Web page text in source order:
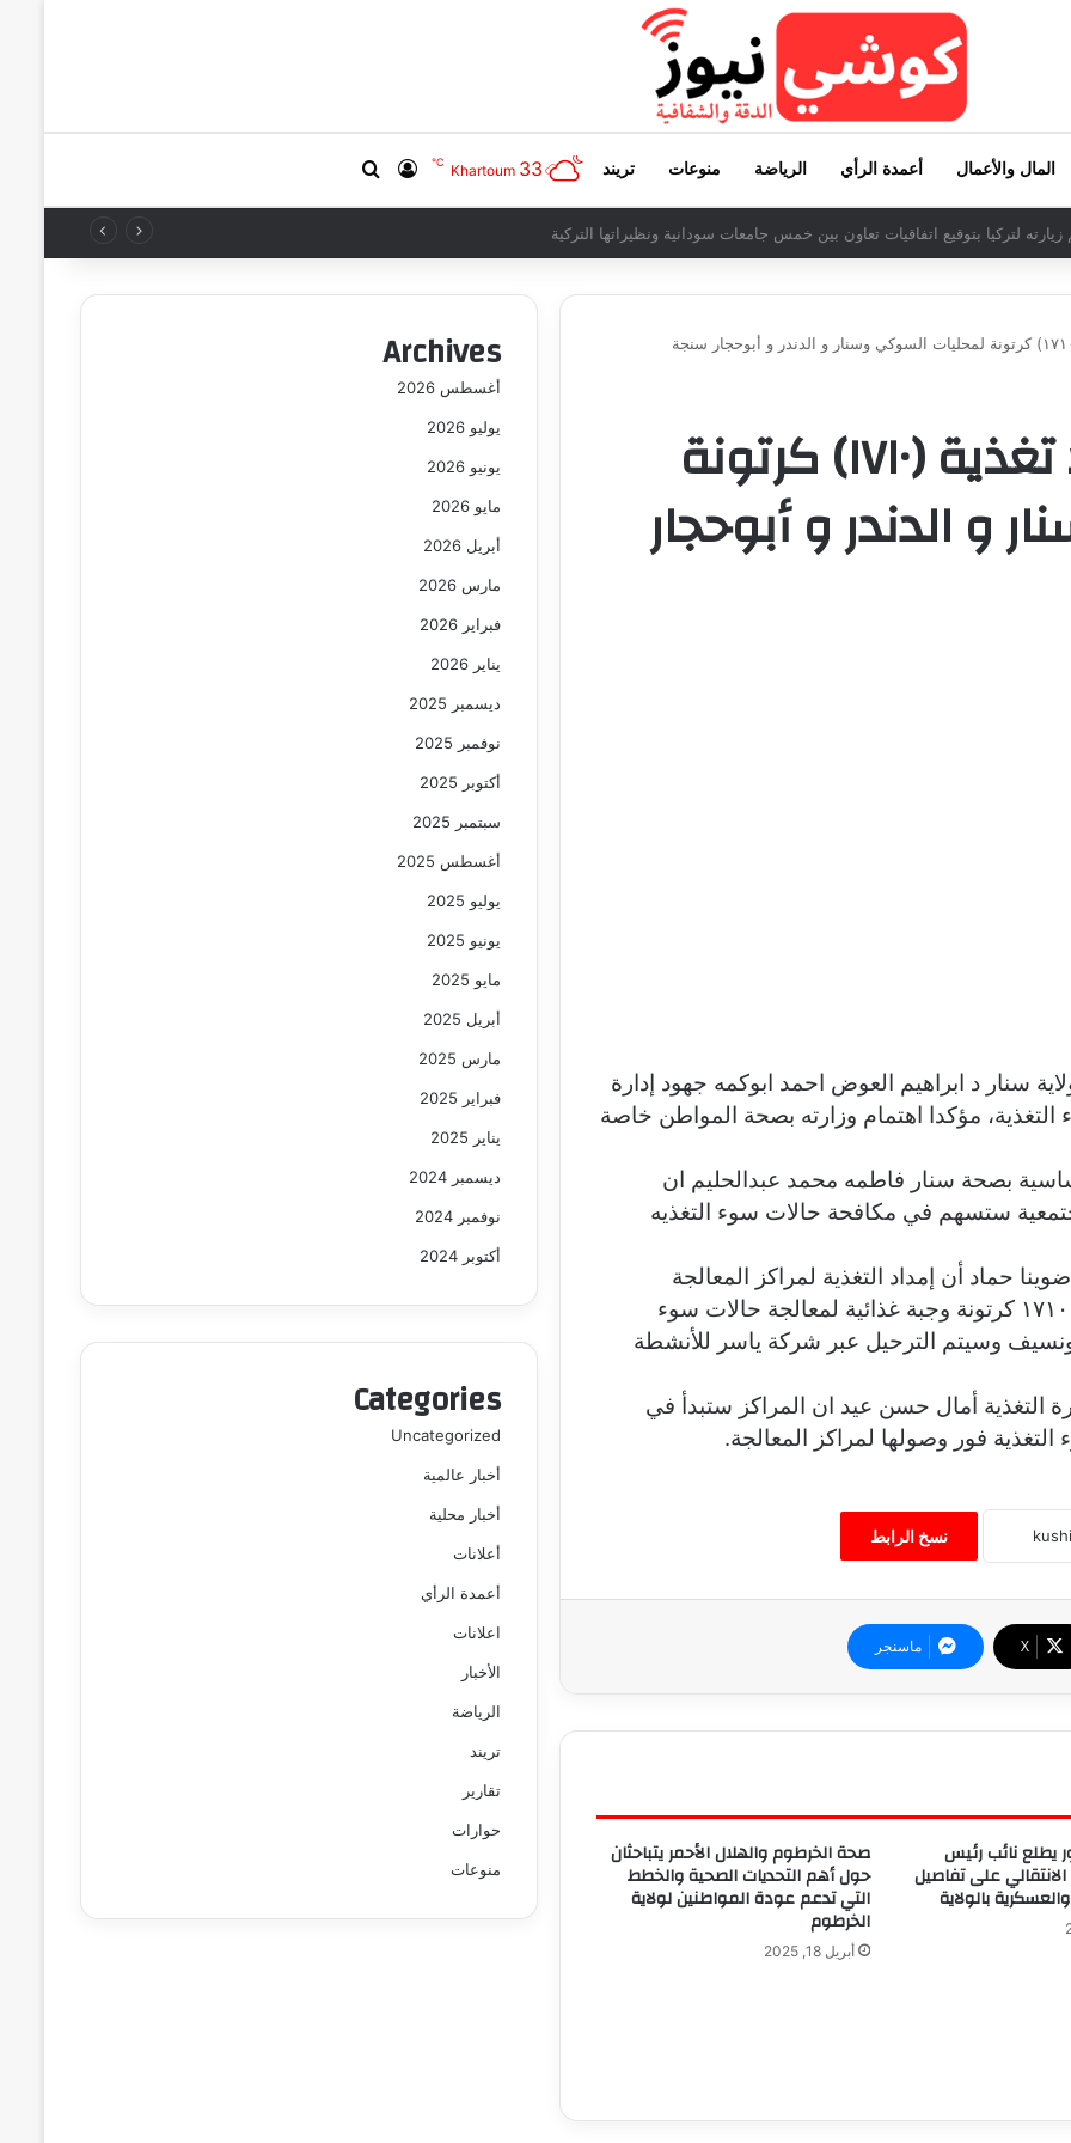
المال والأعمال أعمدة الرأي الرياضة منوعات تريند Khartoum 33
℃ تسجيل الدخول
زيارته لتركيا بتوقيع اتفاقيات تعاون بين خمس جامعات سودانية ونظيراتها التركية
صحة سنار ترحل إمداد تغذية (١٧١٠) كرتونة
و الدندر و أبوحجار
سنار د ابراهيم العوض احمد ابوكمه جهود إدارة
التغذية، مؤكدا اهتمام وزارته بصحة المواطن خاصة
بصحة سنار فاطمه محمد عبدالحليم ان
ستسهم في مكافحة حالات سوء التغذيه
حماد أن إمداد التغذية لمراكز المعالجة
المجتمعية بالمحليات المستهدفة هو عباره عن ١٧١٠ كرتونة وجبة غذائية لمعالجة حالات سوء
وسيتم الترحيل عبر شركة ياسر للأنشطة
التغذية أمال حسن عيد ان المراكز ستبدأ في
فور وصولها لمراكز المعالجة.
نسخ الرابط
‫X ماسنجر
يطلع نائب رئيس
على تفاصيل
بالولاية
صحة الخرطوم والهلال الأحمر يتباحثان
حول أهم التحديات الصحية والخطط
التي تدعم عودة المواطنين لولاية
الخرطوم
أبريل 18, 2025
Archives
أغسطس 2026
يوليو 2026
يونيو 2026
مايو 2026
أبريل 2026
مارس 2026
فبراير 2026
يناير 2026
ديسمبر 2025
نوفمبر 2025
أكتوبر 2025
سبتمبر 2025
أغسطس 2025
يوليو 2025
يونيو 2025
مايو 2025
أبريل 2025
مارس 2025
فبراير 2025
يناير 2025
ديسمبر 2024
نوفمبر 2024
أكتوبر 2024
Categories
Uncategorized
أخبار عالمية
أخبار محلية
أعلانات
أعمدة الرأي
اعلانات
الأخبار
الرياضة
تريند
تقارير
حوارات
منوعات